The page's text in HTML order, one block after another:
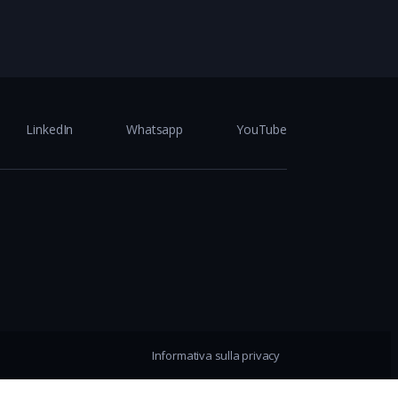
LinkedIn Whatsapp YouTube
Informativa sulla privacy